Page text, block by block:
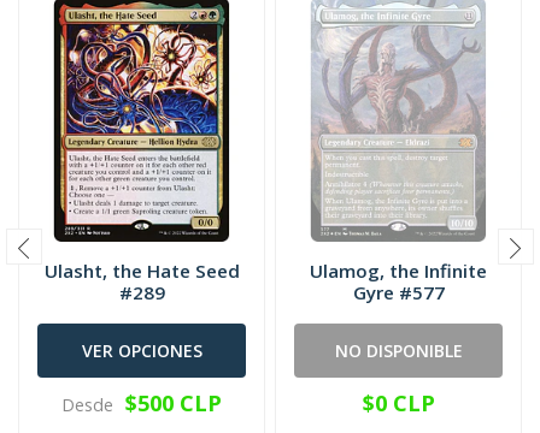
Ulasht, the Hate Seed
#289
VER OPCIONES
Desde $500 CLP
Ulamog, the Infinite
Gyre #577
NO DISPONIBLE
$0 CLP